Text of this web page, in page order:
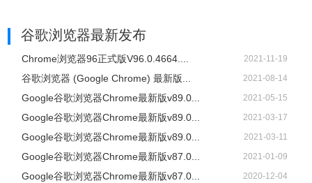
谷歌浏览器最新发布
Chrome浏览器96正式版V96.0.4664.... 2021-11-19
谷歌浏览器 (Google Chrome) 最新版... 2021-08-14
Google谷歌浏览器Chrome最新版v89.0... 2021-05-15
Google谷歌浏览器Chrome最新版v89.0... 2021-03-17
Google谷歌浏览器Chrome最新版v89.0... 2021-03-11
Google谷歌浏览器Chrome最新版v87.0... 2021-01-09
Google谷歌浏览器Chrome最新版v87.0... 2020-12-04